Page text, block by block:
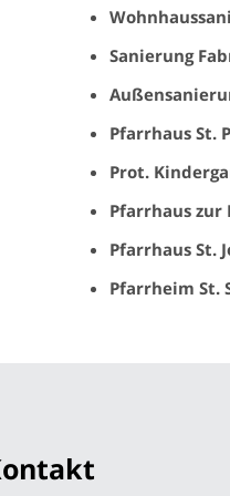
Sanierung
Pfarrhaus St.
Prot.
Pfarrhaus zur
Pfarrhaus St.
Pfarrheim St.